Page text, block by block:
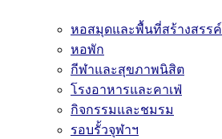
หอสมุดและพื้นที่สร้างสรรค์
หอพัก
กีฬาและสุขภาพนิสิต
โรงอาหารและคาเฟ่
กิจกรรมและชมรม
รอบรั้วจุฬาฯ